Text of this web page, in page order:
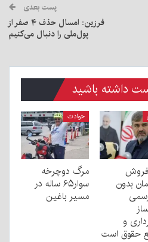
پست بعدی
فرزین: امسال حذف ۴ صفر از
پول‌ملی را دنبال می‌کنیم
داشته باشید
بدون
و
حقوق است
حوادث
مرگ دوچرخه
سوار۶۵ ساله در
مسیر باغین